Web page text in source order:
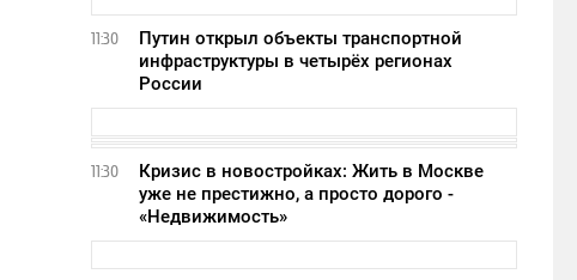
11:30
Путин открыл объекты транспортной
инфраструктуры в четырёх регионах
России
11:30
Кризис в новостройках: Жить в Москве
уже не престижно, а просто дорого -
«Недвижимость»